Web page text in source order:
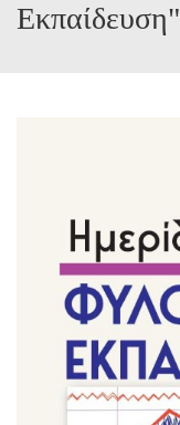
Εκπαίδευση"